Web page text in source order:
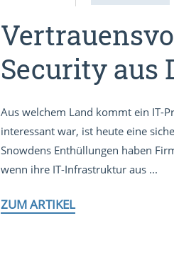
Security aus
Aus welchem Land kommt ein IT-
interessant war, ist heute eine
Snowdens Enthüllungen haben
wenn ihre IT-Infrastruktur aus ...
ZUM ARTIKEL